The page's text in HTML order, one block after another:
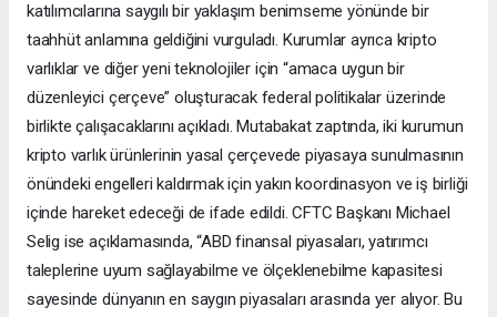
katılımcılarına saygılı bir yaklaşım benimseme yönünde bir
taahhüt anlamına geldiğini vurguladı. Kurumlar ayrıca kripto
varlıklar ve diğer yeni teknolojiler için “amaca uygun bir
düzenleyici çerçeve” oluşturacak federal politikalar üzerinde
birlikte çalışacaklarını açıkladı. Mutabakat zaptında, iki kurumun
kripto varlık ürünlerinin yasal çerçevede piyasaya sunulmasının
önündeki engelleri kaldırmak için yakın koordinasyon ve iş birliği
içinde hareket edeceği de ifade edildi. CFTC Başkanı Michael
Selig ise açıklamasında, “ABD finansal piyasaları, yatırımcı
taleplerine uyum sağlayabilme ve ölçeklenebilme kapasitesi
sayesinde dünyanın en saygın piyasaları arasında yer alıyor. Bu